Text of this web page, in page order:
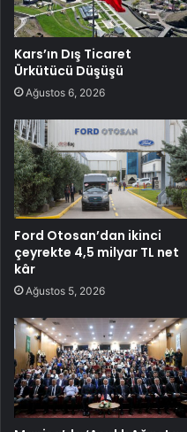
Kars’ın Dış Ticaret
Ürkütücü Düşüşü
Ağustos 6, 2026
Ford Otosan’dan ikinci
çeyrekte 4,5 milyar TL net
kâr
Ağustos 5, 2026